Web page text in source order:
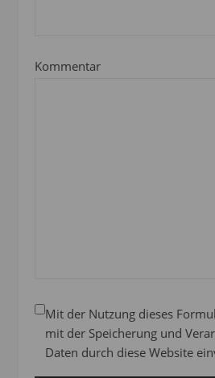
Kommentar
Mit der Nutzung dieses
mit der Speicherung und
Daten durch diese Website